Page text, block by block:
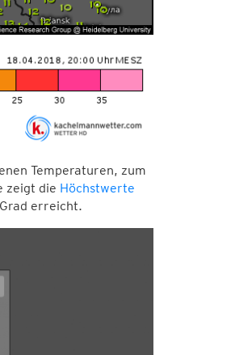
Temperaturen, zum
zeigt die Höchstwerte
erreicht.